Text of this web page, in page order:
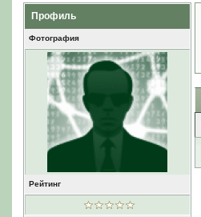
Профиль
Фотография
Рейтинг